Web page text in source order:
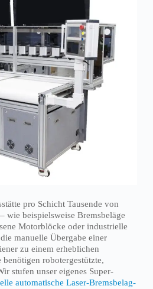
pro Schicht Tausende von
wie beispielsweise Bremsbeläge
Motorblöcke oder industrielle
manuelle Übergabe einer
zu einem erheblichen
robotergestützte,
stufen unser eigenes Super-
automatische Laser-Bremsbelag-